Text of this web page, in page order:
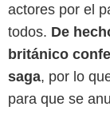
actores por el
todos. De
británico
saga, por lo
para que se